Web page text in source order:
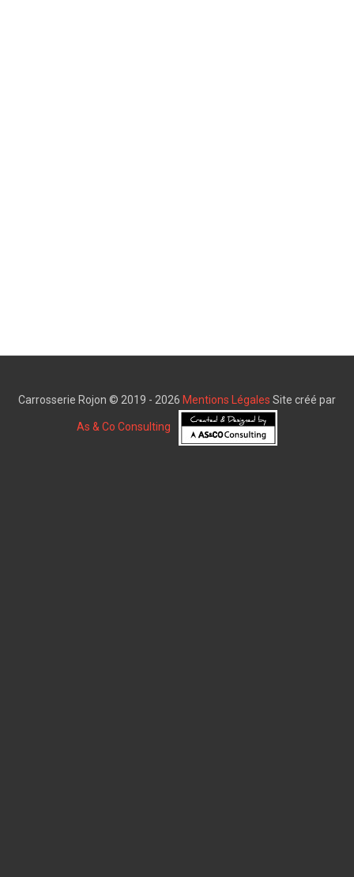
Carrosserie Rojon © 2019 - 2026 Mentions Légales Site créé par
As & Co Consulting